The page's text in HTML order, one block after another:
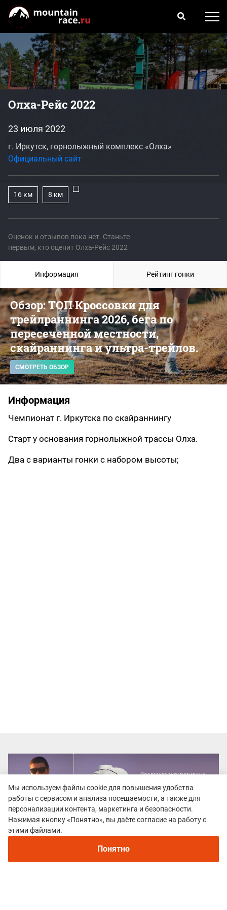
Олха-Рейс 2022
Оценок и отзывов пока нет. Станьте
первым, кто оценит Олха-Рейс 2022
23 июля 2022
г. Иркутск, горнолыжный комплекс «Олха»
Официальный сайт
16 км 8 км
Обзор: ТОП Кроссовки для
трейлраннинга 2026, бега по
пересеченной местности,
скайраннинга и ультра-трейлов.
СМОТРЕТЬ ОБЗОР
Информация
Чемпионат г. Иркутска по скайраннингу
Cтарт у основания горнолыжной трассы Олха.
Два с варианты гонки с набором высоты;
Информация Рейтинг гонки
Мы используем файлы cookie для повышения удобства
работы с сервисом и анализа посещаемости, а также для
персонализации контента, маркетинга и безопасности.
Нажимая кнопку «Понятно», вы даёте согласие на работу с
этими файлами.
Понятно